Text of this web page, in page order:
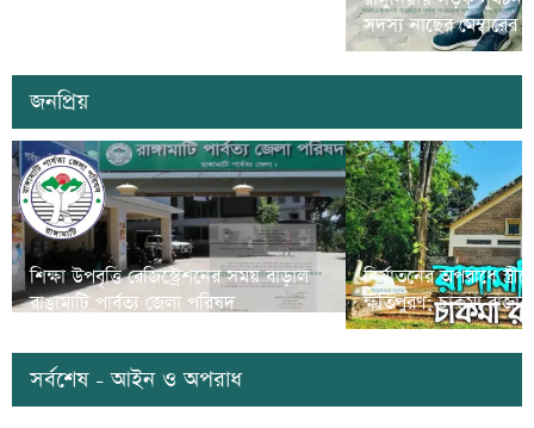
সদস্য নাছের মেম্বারের
জনপ্রিয়
শিক্ষা উপবৃত্তি রেজিস্ট্রেশনের সময় বাড়াল
রাঙামাটি পার্বত্য জেলা পরিষদ
নির্যাতনের অপরাধে
ক্ষতিপুরণ; চাকমা
সর্বশেষ - আইন ও অপরাধ